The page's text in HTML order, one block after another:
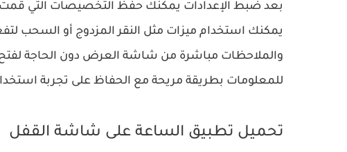
بعد ضبط الإعدادات يمكنك حفظ التخصيصات التي قمت
يمكنك استخدام ميزات مثل النقر المزدوج أو السحب
والملاحظات مباشرة من شاشة العرض دون الحاجة
للمعلومات بطريقة مريحة مع الحفاظ على تجربة
تحميل تطبيق الساعة على شاشة القفل